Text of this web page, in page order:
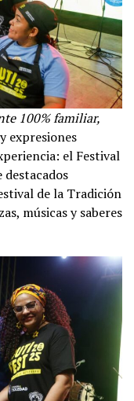
100% familiar,
expresiones
el Festival
de la Tradición
músicas y saberes